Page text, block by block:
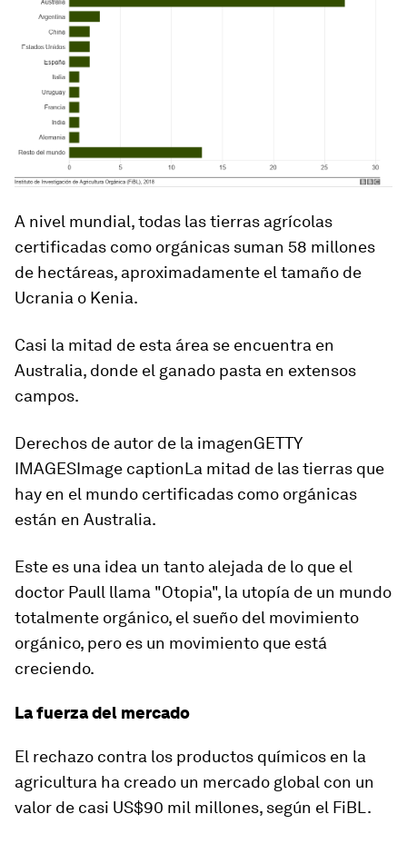
A nivel mundial, todas las tierras agrícolas
certificadas como orgánicas suman 58 millones
de hectáreas, aproximadamente el tamaño de
Ucrania o Kenia.
Casi la mitad de esta área se encuentra en
Australia, donde el ganado pasta en extensos
campos.
Derechos de autor de la imagenGETTY
IMAGESImage captionLa mitad de las tierras que
hay en el mundo certificadas como orgánicas
están en Australia.
Este es una idea un tanto alejada de lo que el
doctor Paull llama "Otopia", la utopía de un mundo
totalmente orgánico, el sueño del movimiento
orgánico, pero es un movimiento que está
creciendo.
La fuerza del mercado
El rechazo contra los productos químicos en la
agricultura ha creado un mercado global con un
valor de casi US$90 mil millones, según el FiBL.